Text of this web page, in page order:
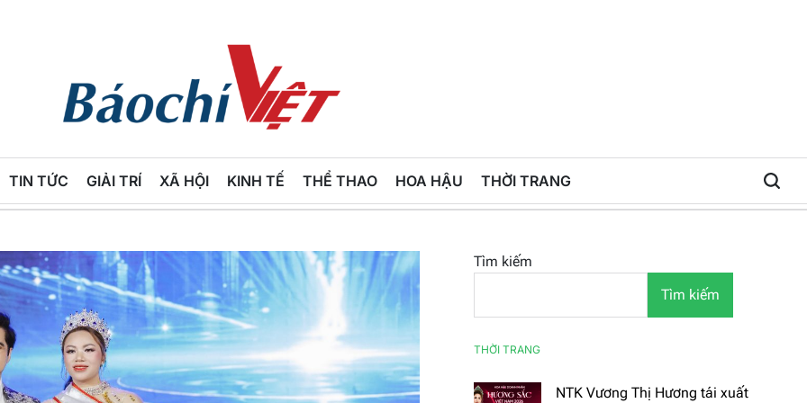
Chí
Việt
TIN TỨC GIẢI TRÍ XÃ HỘI KINH TẾ THỂ THAO HOA HẬU THỜI TRANG
Tìm kiếm
Tìm kiếm
THỜI TRANG
NTK Vương Thị Hương tái xuất